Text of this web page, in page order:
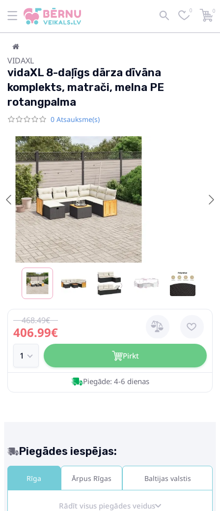
0 0
VIDAXL
vidaXL 8-daļīgs dārza dīvāna
komplekts, matrači, melna PE
rotangpalma
0 Atsauksme(s)
406.99€
468.49€
Pirkt
Piegāde: 4-6 dienas
Piegādes iespējas:
Rīga Ārpus Rīgas Baltijas valstis
Rādīt visus piegādes veidus